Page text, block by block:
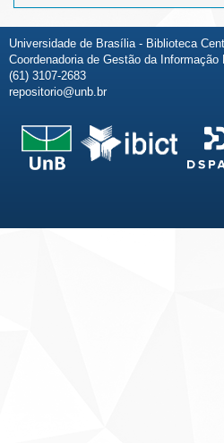
Universidade de Brasília - Biblioteca
Coordenadoria de Gestão da Informação
(61) 3107-2683
repositorio@unb.br